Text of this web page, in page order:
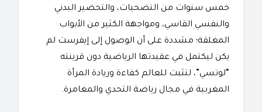
خمس سنوات من التضحيات، والتحضير البدني
والنفسي القاسي، ومواجهة الكثير من الأبواب
المغلقة؛ مشددة على أن الوصول إلى إيفرست لم
يكن ليكتمل في عقيدتها الرياضية دون قرينته
“لوتسي”، لتثبت للعالم كفاءة وريادة المرأة
المغربية في مجال رياضة التحدي والمغامرة.